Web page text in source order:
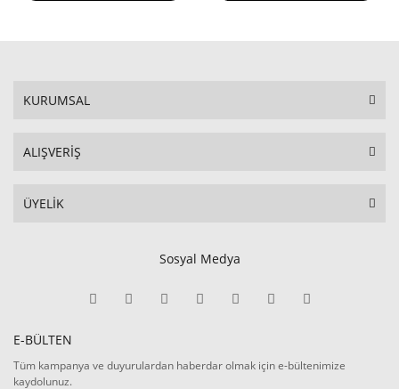
KURUMSAL
ALIŞVERİŞ
ÜYELİK
Sosyal Medya
E-BÜLTEN
Tüm kampanya ve duyurulardan haberdar olmak için e-bültenimize
kaydolunuz.